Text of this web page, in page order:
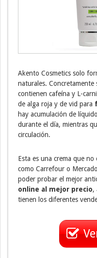
Akento Cosmetics solo
naturales. Concretamente
contienen cafeína y L-
de alga roja y de vid para
hay acumulación de
durante el día, mientras
circulación.
Esta es una crema que
como Carrefour o
poder probar el mejor
online al mejor precio,
tienen los diferentes